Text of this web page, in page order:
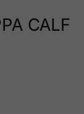
CALF